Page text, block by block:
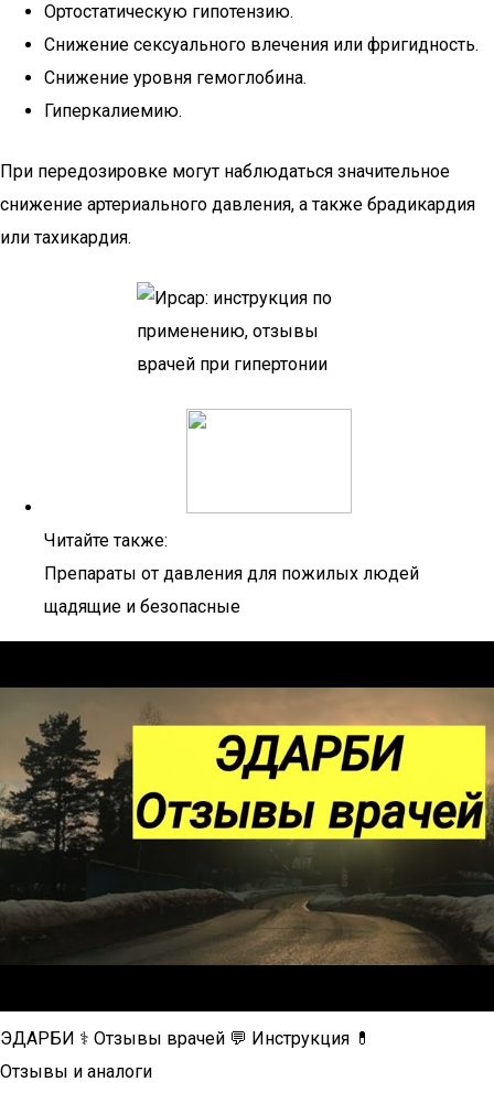
Ортостатическую гипотензию.
Снижение сексуального влечения или фригидность.
Снижение уровня гемоглобина.
Гиперкалиемию.
При передозировке могут наблюдаться значительное
снижение артериального давления, а также брадикардия
или тахикардия.
Читайте также:
Препараты от давления для пожилых людей
щадящие и безопасные
ЭДАРБИ ⚕ Отзывы врачей 💬 Инструкция 💊
Отзывы и аналоги